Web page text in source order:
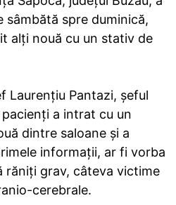
sâmbătă spre duminică,
alţi nouă cu un stativ de
Laurenţiu Pantazi, şeful
a intrat cu un
dintre saloane şi a
informaţii, ar fi vorba
răniţi grav, câteva victime
cerebrale.